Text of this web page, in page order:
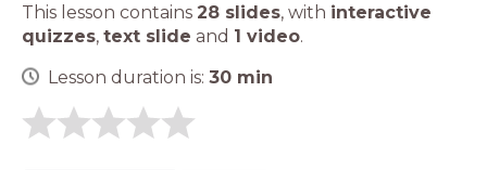
This lesson contains 28 slides, with interactive
quizzes, text slide and 1 video.
Lesson duration is: 30 min